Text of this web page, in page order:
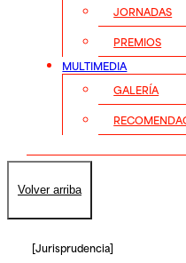
JORNADAS
PREMIOS
MULTIMEDIA
GALERÍA
Volver arriba
[Jurisprudencia]